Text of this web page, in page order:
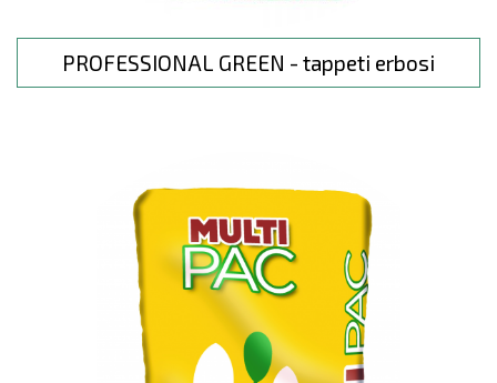
PROFESSIONAL GREEN - tappeti erbosi